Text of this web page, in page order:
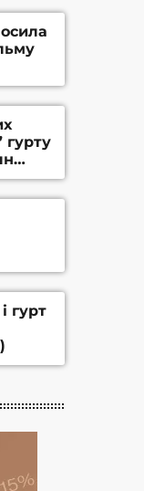
гурту
гурт